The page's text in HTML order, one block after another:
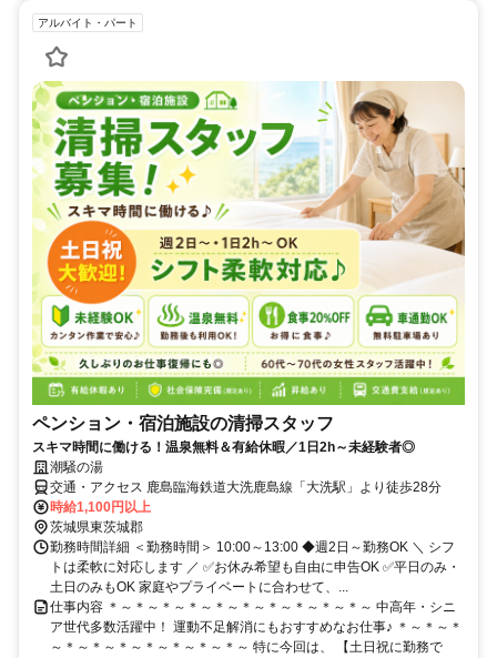
アルバイト・パート
ペンション・宿泊施設の清掃スタッフ
スキマ時間に働ける！温泉無料＆有給休暇／1日2h～未経験者◎
潮騒の湯
交通・アクセス 鹿島臨海鉄道大洗鹿島線「大洗駅」より徒歩28分
時給1,100円以上
茨城県東茨城郡
勤務時間詳細 ＜勤務時間＞ 10:00～13:00 ◆週2日～勤務OK ＼ シフ
トは柔軟に対応します ／ ✅お休み希望も自由に申告OK ✅平日のみ・
土日のみもOK 家庭やプライベートに合わせて、...
仕事内容 ＊～＊～＊～＊～＊～＊～＊～＊～＊～＊～ 中高年・シニ
ア世代多数活躍中！ 運動不足解消にもおすすめなお仕事♪ ＊～＊～＊
～＊～＊～＊～＊～＊～＊～＊～ 特に今回は、 【土日祝に勤務で